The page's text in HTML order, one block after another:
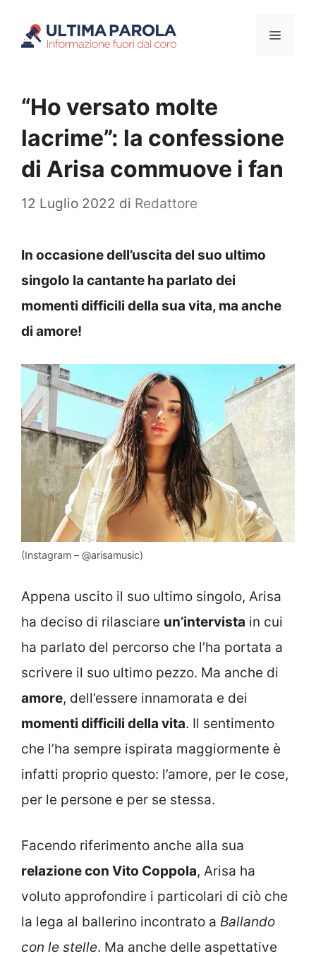
Menu
“Ho versato molte
lacrime”: la confessione
di Arisa commuove i fan
12 Luglio 2022 di Redattore
In occasione dell’uscita del suo ultimo
singolo la cantante ha parlato dei
momenti difficili della sua vita, ma anche
di amore!
(Instagram – @arisamusic)
Appena uscito il suo ultimo singolo, Arisa
ha deciso di rilasciare un’intervista in cui
ha parlato del percorso che l’ha portata a
scrivere il suo ultimo pezzo. Ma anche di
amore, dell’essere innamorata e dei
momenti difficili della vita. Il sentimento
che l’ha sempre ispirata maggiormente è
infatti proprio questo: l’amore, per le cose,
per le persone e per se stessa.
Facendo riferimento anche alla sua
relazione con Vito Coppola, Arisa ha
voluto approfondire i particolari di ciò che
la lega al ballerino incontrato a Ballando
con le stelle. Ma anche delle aspettative